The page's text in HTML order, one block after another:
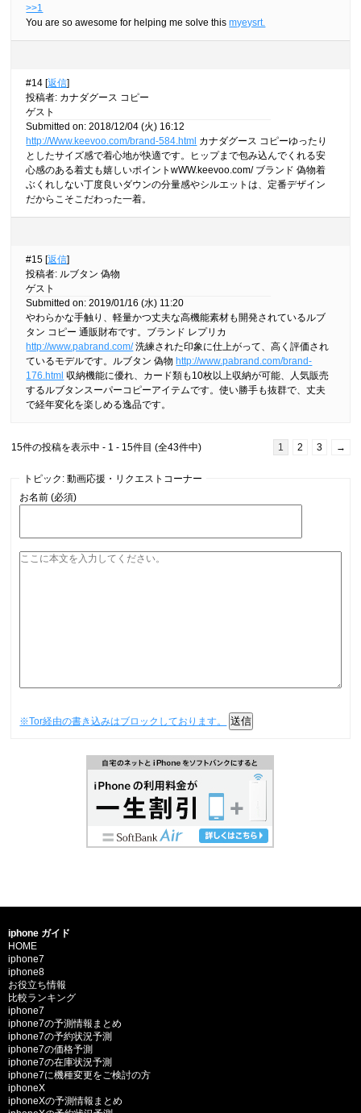
>>1
You are so awesome for helping me solve thismyeysrt.
#14 [返信]
投稿者: カナダグース コピー
ゲスト
Submitted on: 2018/12/04 (火) 16:12
http://Www.keevoo.com/brand-584.html カナダグース コピーゆったり
としたサイズ感で着心地が快適です。ヒップまで包み込んでくれる安
心感のある着丈も嬉しいポイントwWW.keevoo.com/ ブランド 偽物着
ぶくれしない丁度良いダウンの分量感やシルエットは、定番デザイン
だからこそこだわった一着。
#15 [返信]
投稿者: ルブタン 偽物
ゲスト
Submitted on: 2019/01/16 (水) 11:20
やわらかな手触り、軽量かつ丈夫な高機能素材も開発されているルブ
タン コピー 通販財布です。ブランド レプリカ
http://www.pabrand.com/洗練された印象に仕上がって、高く評価され
ているモデルです。ルブタン 偽物http://www.pabrand.com/brand-
176.html 収納機能に優れ、カード類も10枚以上収納が可能、人気販売
するルブタンスーパーコピーアイテムです。使い勝手も抜群で、丈夫
で経年変化を楽しめる逸品です。
15件の投稿を表示中 - 1 - 15件目 (全43件中) 1 2 3 →
トピック: 動画応援・リクエストコーナー
お名前 (必須)
※Tor経由の書き込みはブロックしております。 送信
iphone ガイド
HOME
iphone7
iphone8
お役立ち情報
比較ランキング
iphone7
iphone7の予測情報まとめ
iphone7の予約状況予測
iphone7の価格予測
iphone7の在庫状況予測
iphone7に機種変更をご検討の方
iphoneX
iphoneXの予測情報まとめ